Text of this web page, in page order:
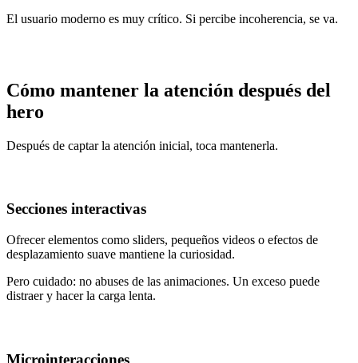
El usuario moderno es muy crítico. Si percibe incoherencia, se va.
Cómo mantener la atención después del
hero
Después de captar la atención inicial, toca mantenerla.
Secciones interactivas
Ofrecer elementos como sliders, pequeños videos o efectos de
desplazamiento suave mantiene la curiosidad.
Pero cuidado: no abuses de las animaciones. Un exceso puede
distraer y hacer la carga lenta.
Microinteracciones